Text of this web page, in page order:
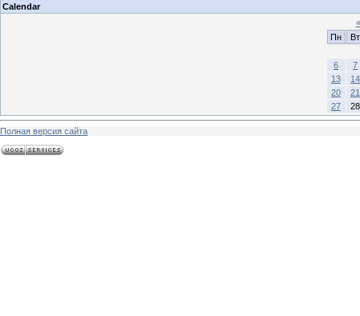
Calendar
«
Пн
Вт
6
7
13
14
20
21
27
28
Полная версия сайта